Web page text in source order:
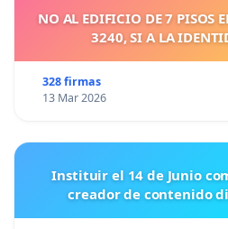
NO AL EDIFICIO DE 7 PISOS
3240, SI A LA
328 firmas
13 Mar 2026
Instituir el 14 de Junio
creador de contenido